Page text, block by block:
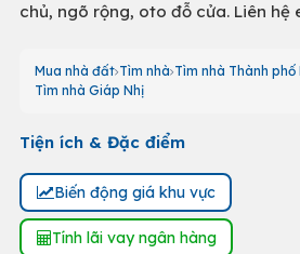
chủ, ngõ rộng, oto đỗ cửa. Liên hệ
Mua nhà đất Tìm nhà Tìm nhà Thành phố
Tìm nhà Giáp Nhị
Tiện ích & Đặc điểm
Biến động giá khu vực
Tính lãi vay ngân hàng